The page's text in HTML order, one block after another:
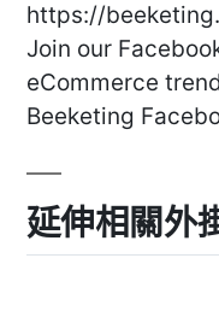
https://
Join our
eCommerce
Beeketing
延伸相關外